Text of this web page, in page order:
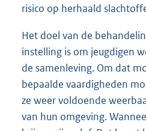
risico op herhaald
Het doel van de
instelling is om jeugdigen
de samenleving. Om dat
bepaalde vaardigheden
ze weer voldoende
van hun omgeving.